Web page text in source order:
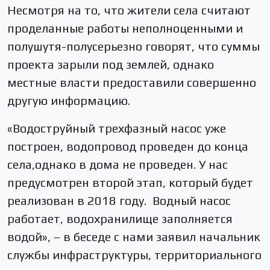
Несмотря на то, что жители села считают
проделанные работы неполноценными и
полушутя-полусерьезно говорят, что суммы
проекта зарыли под землей, однако
местные власти предоставили совершенно
другую информацию.
«Водоструйный трехфазный насос уже
построен, водопровод проведен до конца
села,однако в дома не проведен. У нас
предусмотрен второй этап, который будет
реализован в 2018 году. Водный насос
работает, водохранилище заполняется
водой», – в беседе с нами заявил начальник
службы инфраструктуры, территориального